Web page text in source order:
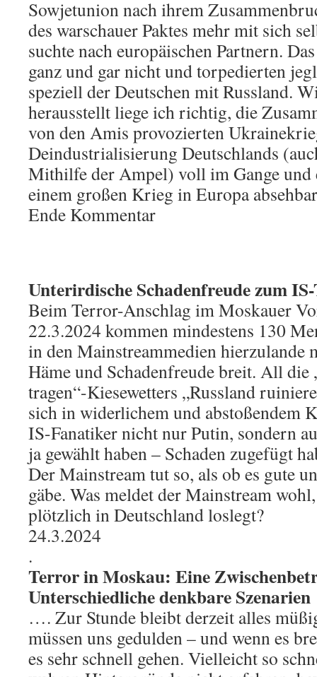
Sowjetunion nach ihrem
des warschauer Paktes mehr mit sich
suchte nach europäischen Partnern.
ganz und gar nicht und torpedierten
speziell der Deutschen mit Russland.
herausstellt liege ich richtig, die
von den Amis provozierten
Deindustrialisierung Deutschlands
Mithilfe der Ampel) voll im Gange und
einem großen Krieg in Europa
Ende Kommentar
Unterirdische Schadenfreude zum
Beim Terror-Anschlag im Moskauer
22.3.2024 kommen mindestens 130
in den Mainstreammedien hierzulande
Häme und Schadenfreude breit. All die
tragen“-Kiesewetters „Russland
sich in widerlichem und abstoßendem
IS-Fanatiker nicht nur Putin, sondern
ja gewählt haben – Schaden zugefügt
Der Mainstream tut so, als ob es gute
gäbe. Was meldet der Mainstream
plötzlich in Deutschland loslegt?
24.3.2024
.
Terror in Moskau: Eine
Unterschiedliche denkbare Szenarien
…. Zur Stunde bleibt derzeit alles
müssen uns gedulden – und wenn es
es sehr schnell gehen. Vielleicht so